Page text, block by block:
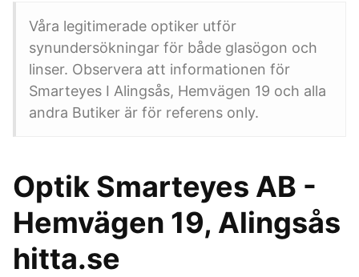
Våra legitimerade optiker utför
synundersökningar för både glasögon och
linser. Observera att informationen för
Smarteyes I Alingsås, Hemvägen 19 och alla
andra Butiker är för referens only.
Optik Smarteyes AB -
Hemvägen 19, Alingsås
hitta.se